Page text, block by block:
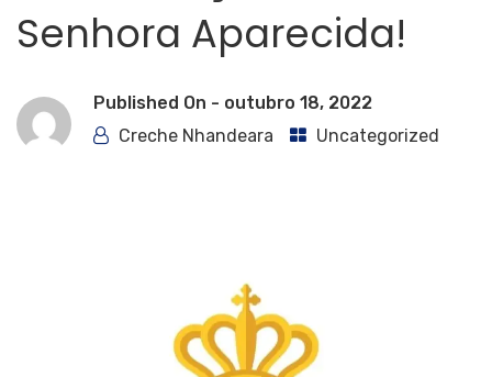
Senhora Aparecida!
Published On - outubro 18, 2022
Creche Nhandeara
Uncategorized